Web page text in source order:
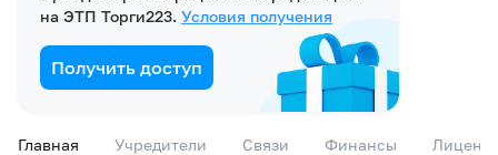
на ЭТП Торги223. Условия получения
Получить доступ
Главная Учредители Связи Финансы